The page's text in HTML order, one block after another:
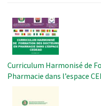
Image
Curriculum Harmonisé de
Pharmacie dans l’espace